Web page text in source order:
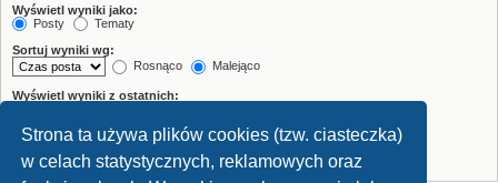
Strona ta używa plików cookies (tzw. ciasteczka)
w celach statystycznych, reklamowych oraz
Wyświetl wyniki jako:
Posty
Tematy
Sortuj wyniki wg:
Rosnąco
Malejąco
Wyświetl wyniki z ostatnich:
Wyświetl pierwsze:
znaków w poście